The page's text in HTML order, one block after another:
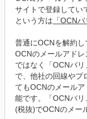
サイトで登録してい
という方は 「OCN
普通にOCNを解約
OCNのメールアド
ではなく「OCNバ
で、他社の回線やプ
てもOCNのメール
能です。「OCNバ
(税抜)でOCNのメー